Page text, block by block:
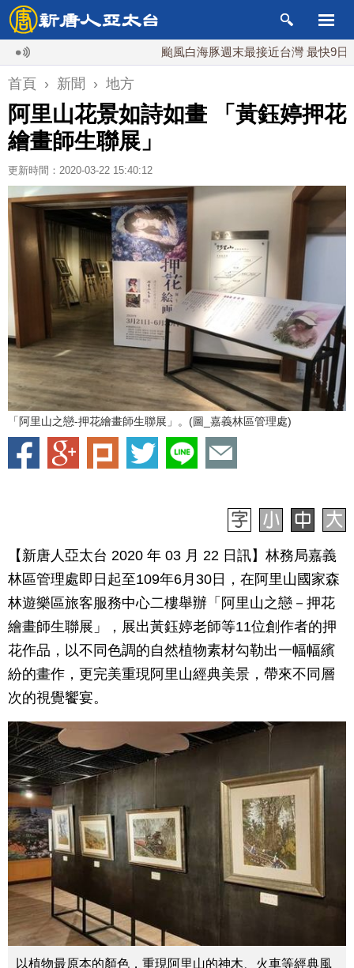
颱風白海豚週末最接近台灣 最快9日可能登陸
首頁 › 新聞 › 地方
阿里山花景如詩如畫 「黃鈺婷押花
繪畫師生聯展」
更新時間：2020-03-22 15:40:12
「阿里山之戀-押花繪畫師生聯展」。(圖_嘉義林區管理處)
【新唐人亞太台 2020 年 03 月 22 日訊】林務局嘉義
林區管理處即日起至109年6月30日，在阿里山國家森
林遊樂區旅客服務中心二樓舉辦「阿里山之戀－押花
繪畫師生聯展」，展出黃鈺婷老師等11位創作者的押
花作品，以不同色調的自然植物素材勾勒出一幅幅繽
紛的畫作，更完美重現阿里山經典美景，帶來不同層
次的視覺饗宴。
以植物最原本的顏色，重現阿里山的神木、火車等經典風